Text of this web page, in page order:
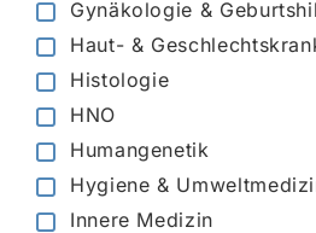
Gynäkologie &
Haut- &
Histologie
HNO
Humangenetik
Hygiene &
Innere Medizin